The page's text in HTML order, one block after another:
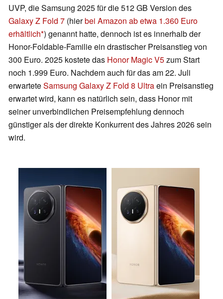
UVP, die Samsung 2025 für die 512 GB Version des
Galaxy Z Fold 7 (hierbei Amazon ab etwa 1.360 Euro
erhältlich ) genannt hatte, dennoch ist es innerhalb der
Honor-Foldable-Familie ein drastischer Preisanstieg von
300 Euro. 2025 kostete das Honor Magic V5zum Start
noch 1.999 Euro. Nachdem auch für das am 22. Juli
erwarteteSamsung Galaxy Z Fold 8 Ultraein Preisanstieg
erwartet wird, kann es natürlich sein, dass Honor mit
seiner unverbindlichen Preisempfehlung dennoch
günstiger als der direkte Konkurrent des Jahres 2026 sein
wird.